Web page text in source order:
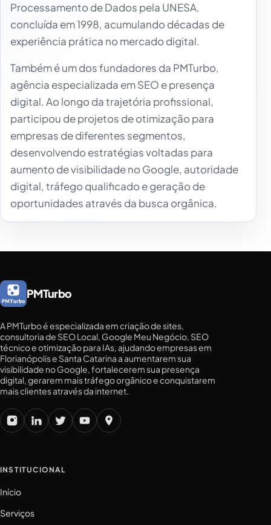
Processamento de Dados pela UNESA,
concluída em 1998, acumulando décadas de
experiência prática no mercado digital.
Também é um dos fundadores da PMTurbo,
agência especializada em SEO e presença
digital. Ao longo da trajetória profissional,
participou de projetos de otimização para
empresas de diferentes segmentos,
desenvolvendo estratégias voltadas para
aumento de visibilidade no Google, autoridade
digital, tráfego qualificado e geração de
oportunidades através da busca orgânica.
PMTurbo
A PMTurbo é especializada em criação de sites,
consultoria de SEO Local, Google Meu Negócio, SEO
técnico e otimização para IAs, ajudando empresas em
Florianópolis e Santa Catarina a aumentarem sua
visibilidade no Google, fortalecerem sua presença
digital, gerarem mais tráfego orgânico e conquistarem
mais clientes através da internet.
INSTITUCIONAL
Início
Serviços